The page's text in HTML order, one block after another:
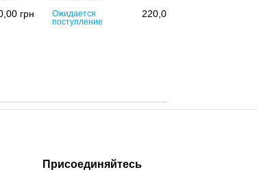
грн
Ожидается
поступление
220,00
Присоединяйтесь